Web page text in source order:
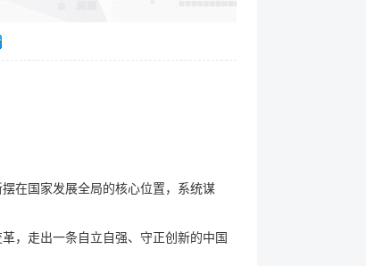
在国家发展全局的核心位置，系统谋
，走出一条自立自强、守正创新的中国